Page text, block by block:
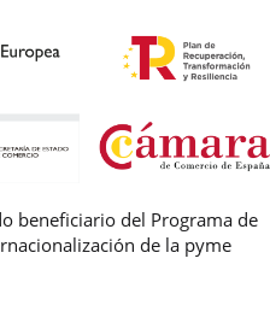
beneficiario del Programa de
de la pyme